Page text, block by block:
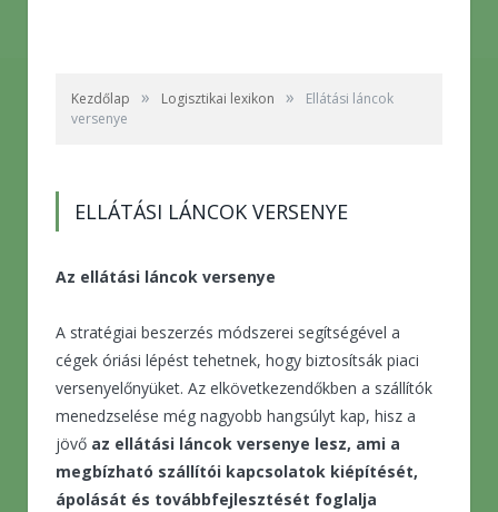
Kezdőlap » Logisztikai lexikon »
Ellátási láncok
versenye
ELLÁTÁSI LÁNCOK VERSENYE
Az ellátási láncok versenye
A stratégiai beszerzés módszerei segítségével a
cégek óriási lépést tehetnek, hogy biztosítsák piaci
versenyelőnyüket. Az elkövetkezendőkben a szállítók
menedzselése még nagyobb hangsúlyt kap, hisz a
jövő az ellátási láncok versenye lesz, ami a
megbízható szállítói kapcsolatok kiépítését,
ápolását és továbbfejlesztését foglalja